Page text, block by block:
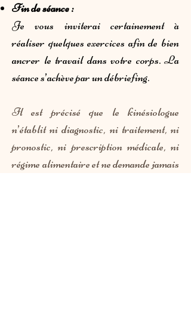
Fin de séance :
Je vous inviterai certainement à
réaliser quelques exercices afin de bien
ancrer le travail dans votre corps. La
séance s’achève par un débriefing.
Il est précisé que le kinésiologue
n’établit ni diagnostic, ni traitement, ni
pronostic, ni prescription médicale, ni
régime alimentaire et ne demande jamais